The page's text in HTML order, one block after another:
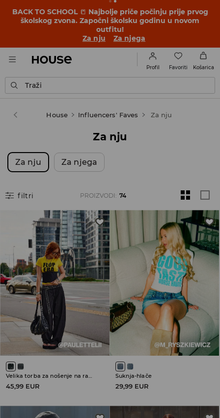
OMG, kako povoljno! Dopusti da te iznenadimo –
provjeri nove cijene u akciji ZAVRŠNO SNIŽENJE ➡️
Za nju
Za njega
Profil Favoriti Košarica
Traži
House Influencers' Faves Za nju
Za nju
Za nju Za njega
filtri PROIZVODI : 74
45,99 EUR
Suknja-hlače
29,99 EUR